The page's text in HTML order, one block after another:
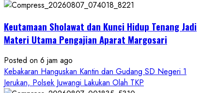
Keutamaan Sholawat dan Kunci Hidup Tenang Jadi
Materi Utama Pengajian Aparat Margosari
Posted on 6 jam ago
Kebakaran Hanguskan Kantin dan Gudang SD Negeri 1
Jerukan, Polsek Juwangi Lakukan Olah TKP